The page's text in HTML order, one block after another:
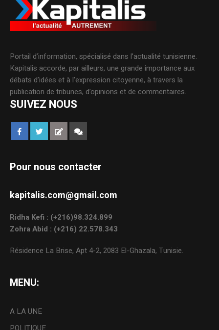
Portail d’information, spécialisé dans l’actualité tunisienne.
Kapitalis accorde, par ailleurs, une grande importance aux
débats d’idées et à l’expression citoyenne, à travers la
publication de tribunes, d’opinions et de commentaires.
SUIVEZ NOUS
Pour nous contacter
kapitalis.com@gmail.com
Ridha Kefi : (+216)98.324.899
Zohra Abid : (+216) 22.578.343
Résidence La Brise, Apt 4-2, 2083 El-Ghazala, Tunisie.
MENU:
A LA UNE